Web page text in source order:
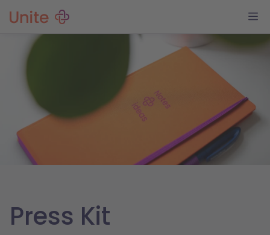
Press Kit